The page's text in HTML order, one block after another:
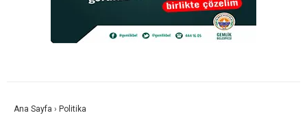
Ana Sayfa › Politika